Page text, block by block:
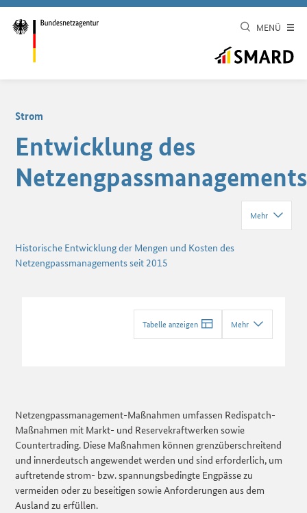
MENÜ
Strom
Entwicklung des
Netzengpassmanagements
Mehr
Historische Entwicklung der Mengen und Kosten des
Netzengpassmanagements seit 2015
Tabelle anzeigen Mehr
Netzengpassmanagement-Maßnahmen umfassen Redispatch-
Maßnahmen mit Markt- und Reservekraftwerken sowie
Countertrading. Diese Maßnahmen können grenzüberschreitend
und innerdeutsch angewendet werden und sind erforderlich, um
auftretende strom- bzw. spannungsbedingte Engpässe zu
vermeiden oder zu beseitigen sowie Anforderungen aus dem
Ausland zu erfüllen.